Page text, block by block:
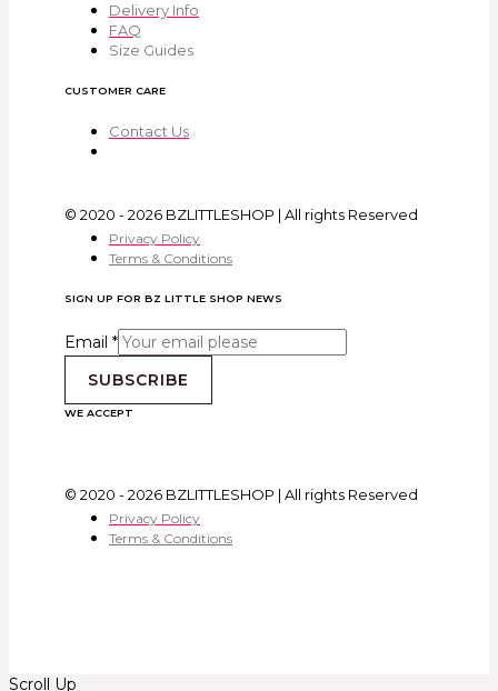
Delivery Info
FAQ
Size Guides
CUSTOMER CARE
Contact Us
© 2020 - 2026 BZLITTLESHOP | All rights Reserved
Privacy Policy
Terms & Conditions
SIGN UP FOR BZ LITTLE SHOP NEWS
Email *
SUBSCRIBE
WE ACCEPT
© 2020 - 2026 BZLITTLESHOP | All rights Reserved
Privacy Policy
Terms & Conditions
Scroll Up